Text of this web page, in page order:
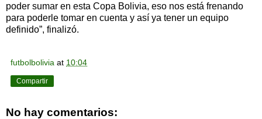
poder sumar en esta Copa Bolivia, eso nos está frenando
para poderle tomar en cuenta y así ya tener un equipo
definido”, finalizó.
futbolbolivia at 10:04
Compartir
No hay comentarios: